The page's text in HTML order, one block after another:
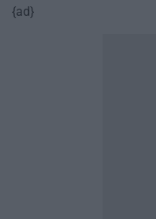
{ad}